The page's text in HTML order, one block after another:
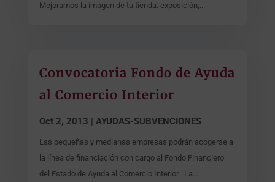
Mejoramos la imagen de tu tienda: exposición,...
Convocatoria Fondo de Ayuda
al Comercio Interior
Oct 2, 2013 AYUDAS-SUBVENCIONES
Las pequeñas y medianas empresas podrán acogerse a
la línea de financiación con cargo al Fondo Financiero
del Estado de Ayuda al Comercio Interior La...